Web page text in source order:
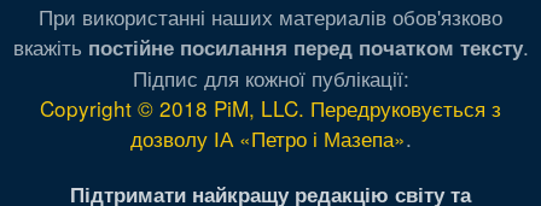
При використанні наших материалів обов'язково
вкажіть постійне посилання перед початком тексту.
Підпис для кожної публікації:
Copyright © 2018 PiM, LLC. Передруковується з
дозволу ІА «Петро і Мазепа».
Підтримати найкращу редакцію світу та